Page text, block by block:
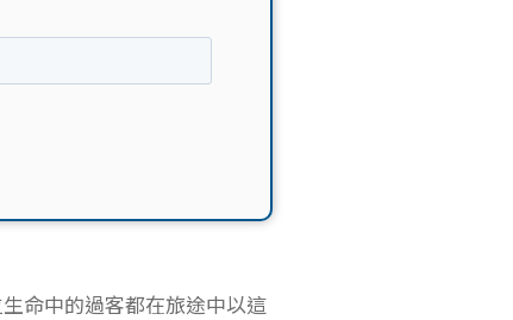
命中的過客都在旅途中以這